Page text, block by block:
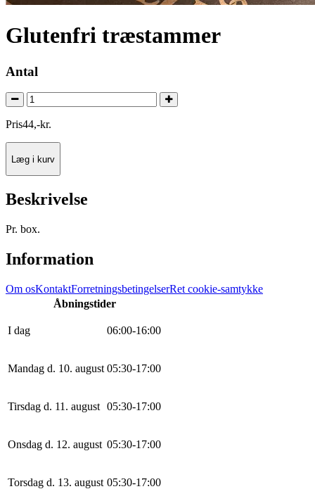
Glutenfri træstammer
Antal
Pris44,-kr.
Læg i kurv
Beskrivelse
Pr. box.
Information
Om osKontaktForretningsbetingelserRet cookie-samtykke
Åbningstider
I dag 06:00-16:00
Mandag d. 10. august 05:30-17:00
Tirsdag d. 11. august 05:30-17:00
Onsdag d. 12. august 05:30-17:00
Torsdag d. 13. august 05:30-17:00